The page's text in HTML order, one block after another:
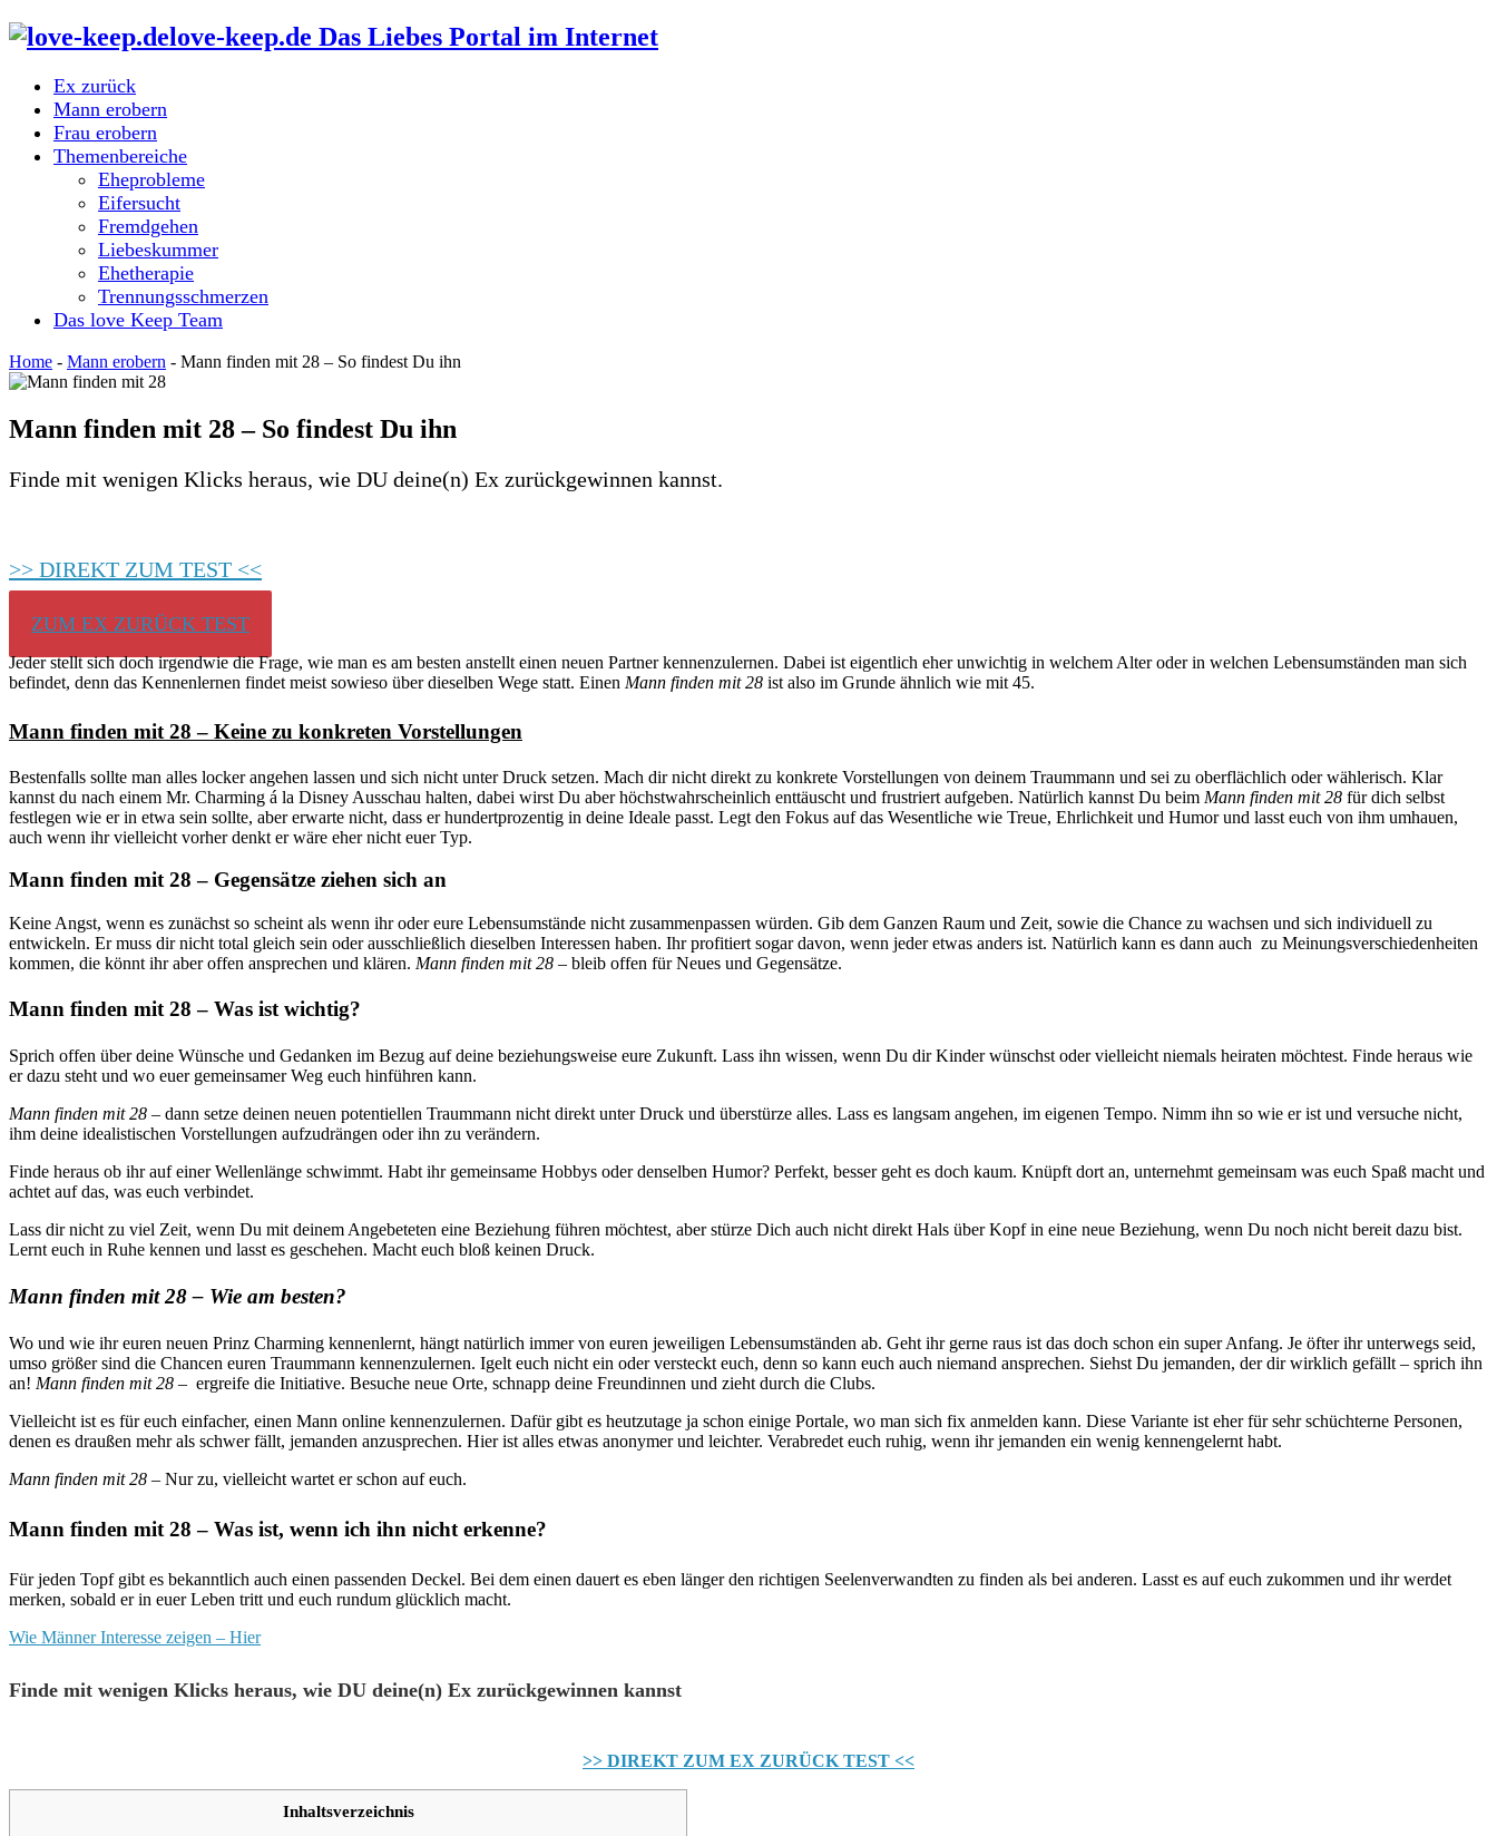
love-keep.de Das Liebes Portal im Internet
Ex zurück
Mann erobern
Frau erobern
Themenbereiche
Eheprobleme
Eifersucht
Fremdgehen
Liebeskummer
Ehetherapie
Trennungsschmerzen
Das love Keep Team
Home - Mann erobern - Mann finden mit 28 – So findest Du ihn
Mann finden mit 28 – So findest Du ihn
Finde mit wenigen Klicks heraus, wie DU deine(n) Ex zurückgewinnen kannst.
>> DIREKT ZUM TEST <<
ZUM EX ZURÜCK TEST
Jeder stellt sich doch irgendwie die Frage, wie man es am besten anstellt einen neuen Partner kennenzulernen. Dabei ist eigentlich eher unwichtig in welchem Alter oder in welchen Lebensumständen man sich
befindet, denn das Kennenlernen findet meist sowieso über dieselben Wege statt. Einen Mann finden mit 28 ist also im Grunde ähnlich wie mit 45.
Mann finden mit 28 – Keine zu konkreten Vorstellungen
Bestenfalls sollte man alles locker angehen lassen und sich nicht unter Druck setzen. Mach dir nicht direkt zu konkrete Vorstellungen von deinem Traummann und sei zu oberflächlich oder wählerisch. Klar
kannst du nach einem Mr. Charming á la Disney Ausschau halten, dabei wirst Du aber höchstwahrscheinlich enttäuscht und frustriert aufgeben. Natürlich kannst Du beim Mann finden mit 28 für dich selbst
festlegen wie er in etwa sein sollte, aber erwarte nicht, dass er hundertprozentig in deine Ideale passt. Legt den Fokus auf das Wesentliche wie Treue, Ehrlichkeit und Humor und lasst euch von ihm umhauen,
auch wenn ihr vielleicht vorher denkt er wäre eher nicht euer Typ.
Mann finden mit 28 – Gegensätze ziehen sich an
Keine Angst, wenn es zunächst so scheint als wenn ihr oder eure Lebensumstände nicht zusammenpassen würden. Gib dem Ganzen Raum und Zeit, sowie die Chance zu wachsen und sich individuell zu
entwickeln. Er muss dir nicht total gleich sein oder ausschließlich dieselben Interessen haben. Ihr profitiert sogar davon, wenn jeder etwas anders ist. Natürlich kann es dann auch zu Meinungsverschiedenheiten
kommen, die könnt ihr aber offen ansprechen und klären. Mann finden mit 28 – bleib offen für Neues und Gegensätze.
Mann finden mit 28 – Was ist wichtig?
Sprich offen über deine Wünsche und Gedanken im Bezug auf deine beziehungsweise eure Zukunft. Lass ihn wissen, wenn Du dir Kinder wünschst oder vielleicht niemals heiraten möchtest. Finde heraus wie
er dazu steht und wo euer gemeinsamer Weg euch hinführen kann.
Mann finden mit 28 – dann setze deinen neuen potentiellen Traummann nicht direkt unter Druck und überstürze alles. Lass es langsam angehen, im eigenen Tempo. Nimm ihn so wie er ist und versuche nicht,
ihm deine idealistischen Vorstellungen aufzudrängen oder ihn zu verändern.
Finde heraus ob ihr auf einer Wellenlänge schwimmt. Habt ihr gemeinsame Hobbys oder denselben Humor? Perfekt, besser geht es doch kaum. Knüpft dort an, unternehmt gemeinsam was euch Spaß macht und
achtet auf das, was euch verbindet.
Lass dir nicht zu viel Zeit, wenn Du mit deinem Angebeteten eine Beziehung führen möchtest, aber stürze Dich auch nicht direkt Hals über Kopf in eine neue Beziehung, wenn Du noch nicht bereit dazu bist.
Lernt euch in Ruhe kennen und lasst es geschehen. Macht euch bloß keinen Druck.
Mann finden mit 28 – Wie am besten?
Wo und wie ihr euren neuen Prinz Charming kennenlernt, hängt natürlich immer von euren jeweiligen Lebensumständen ab. Geht ihr gerne raus ist das doch schon ein super Anfang. Je öfter ihr unterwegs seid,
umso größer sind die Chancen euren Traummann kennenzulernen. Igelt euch nicht ein oder versteckt euch, denn so kann euch auch niemand ansprechen. Siehst Du jemanden, der dir wirklich gefällt – sprich ihn
an! Mann finden mit 28 – ergreife die Initiative. Besuche neue Orte, schnapp deine Freundinnen und zieht durch die Clubs.
Vielleicht ist es für euch einfacher, einen Mann online kennenzulernen. Dafür gibt es heutzutage ja schon einige Portale, wo man sich fix anmelden kann. Diese Variante ist eher für sehr schüchterne Personen,
denen es draußen mehr als schwer fällt, jemanden anzusprechen. Hier ist alles etwas anonymer und leichter. Verabredet euch ruhig, wenn ihr jemanden ein wenig kennengelernt habt.
Mann finden mit 28 – Nur zu, vielleicht wartet er schon auf euch.
Mann finden mit 28 – Was ist, wenn ich ihn nicht erkenne?
Für jeden Topf gibt es bekanntlich auch einen passenden Deckel. Bei dem einen dauert es eben länger den richtigen Seelenverwandten zu finden als bei anderen. Lasst es auf euch zukommen und ihr werdet
merken, sobald er in euer Leben tritt und euch rundum glücklich macht.
Wie Männer Interesse zeigen – Hier
Finde mit wenigen Klicks heraus, wie DU deine(n) Ex zurückgewinnen kannst
>> DIREKT ZUM EX ZURÜCK TEST <<
Inhaltsverzeichnis